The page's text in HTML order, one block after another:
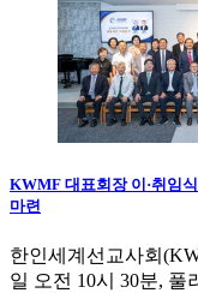
KWMF 대표회장 이·취임
마련
한인세계선교사회
일 오전 10시 30분,